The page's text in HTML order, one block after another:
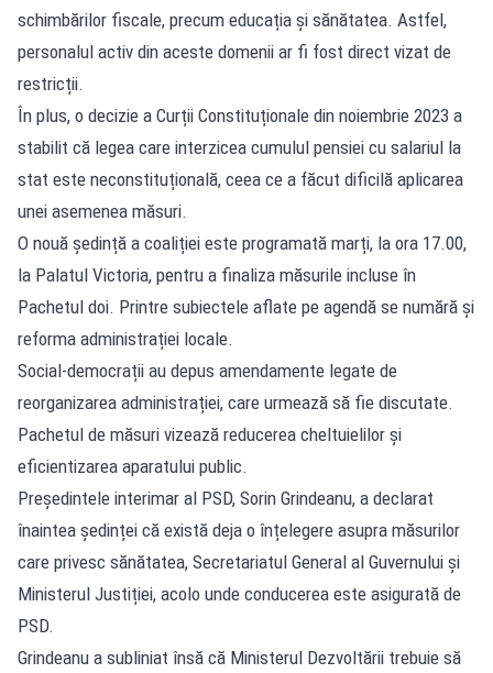
schimbărilor fiscale, precum educația și sănătatea. Astfel,
personalul activ din aceste domenii ar fi fost direct vizat de
restricții.
În plus, o decizie a Curții Constituționale din noiembrie 2023 a
stabilit că legea care interzicea cumulul pensiei cu salariul la
stat este neconstituțională, ceea ce a făcut dificilă aplicarea
unei asemenea măsuri.
O nouă ședință a coaliției este programată marți, la ora 17.00,
la Palatul Victoria, pentru a finaliza măsurile incluse în
Pachetul doi. Printre subiectele aflate pe agendă se numără și
reforma administrației locale.
Social-democrații au depus amendamente legate de
reorganizarea administrației, care urmează să fie discutate.
Pachetul de măsuri vizează reducerea cheltuielilor și
eficientizarea aparatului public.
Președintele interimar al PSD, Sorin Grindeanu, a declarat
înaintea ședinței că există deja o înțelegere asupra măsurilor
care privesc sănătatea, Secretariatul General al Guvernului și
Ministerul Justiției, acolo unde conducerea este asigurată de
PSD.
Grindeanu a subliniat însă că Ministerul Dezvoltării trebuie să